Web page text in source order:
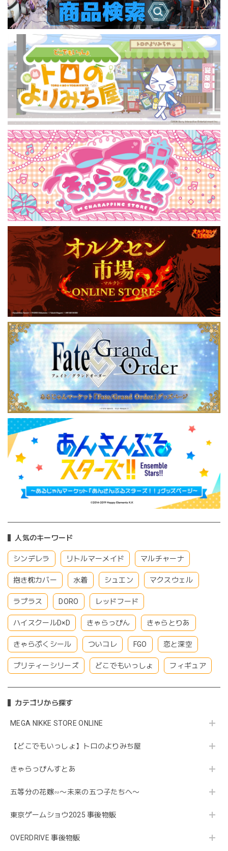
人気のキーワード
シンデレラ リトルマーメイド マルチャーナ
抱き枕カバー 水着 シュエン マクスウェル
ラプラス DORO レッドフード
ハイスクールD×D きゃらっぴん きゃらとりあ
きゃらぷくシール ついコレ FGO 恋と深空
プリティーシリーズ どこでもいっしょ フィギュア
カテゴリから探す
MEGA NIKKE STORE ONLINE
【どこでもいっしょ】トロのよりみち屋
きゃらっぴんすとあ
五等分の花嫁∽〜未来の五つ子たちへ〜
東京ゲームショウ2025 事後物販
OVERDRIVE 事後物販